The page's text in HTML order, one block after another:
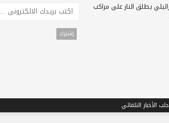
يطلق النار على مراكب